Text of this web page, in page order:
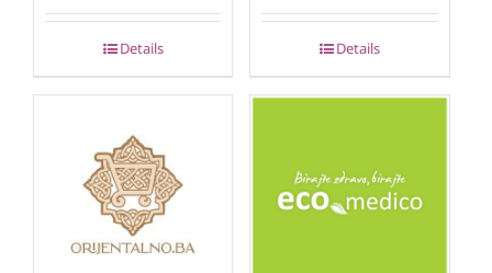
Details Details